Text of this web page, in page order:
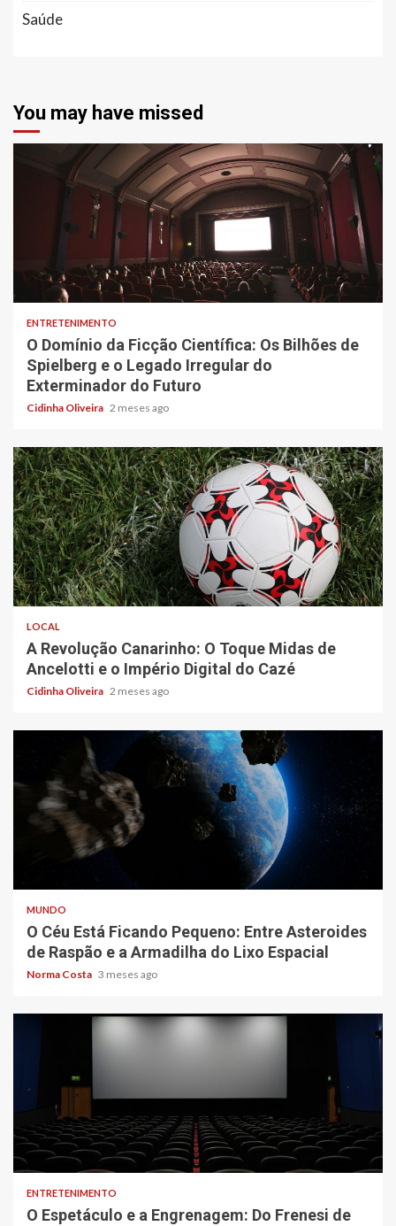
Saúde
You may have missed
6 min read
ENTRETENIMENTO
O Domínio da Ficção Científica: Os Bilhões de
Spielberg e o Legado Irregular do
Exterminador do Futuro
Cidinha Oliveira 2 meses ago
4 min read
LOCAL
A Revolução Canarinho: O Toque Midas de
Ancelotti e o Império Digital do Cazé
Cidinha Oliveira 2 meses ago
MUNDO
O Céu Está Ficando Pequeno: Entre Asteroides
de Raspão e a Armadilha do Lixo Espacial
Norma Costa 3 meses ago
4 min read
ENTRETENIMENTO
O Espetáculo e a Engrenagem: Do Frenesi de